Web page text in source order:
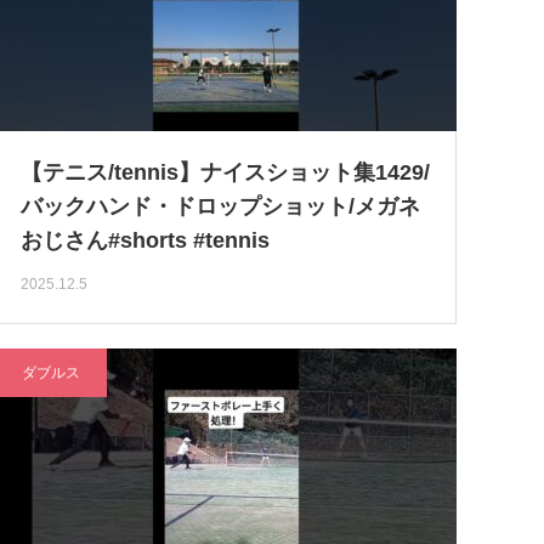
【テニス/tennis】ナイスショット集1429/
バックハンド・ドロップショット/メガネ
おじさん#shorts #tennis
2025.12.5
ダブルス